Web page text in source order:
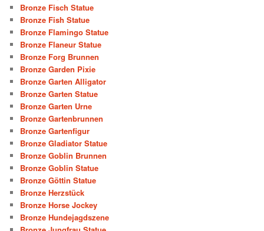
Bronze Fisch Statue
Bronze Fish Statue
Bronze Flamingo Statue
Bronze Flaneur Statue
Bronze Forg Brunnen
Bronze Garden Pixie
Bronze Garten Alligator
Bronze Garten Statue
Bronze Garten Urne
Bronze Gartenbrunnen
Bronze Gartenfigur
Bronze Gladiator Statue
Bronze Goblin Brunnen
Bronze Goblin Statue
Bronze Göttin Statue
Bronze Herzstück
Bronze Horse Jockey
Bronze Hundejagdszene